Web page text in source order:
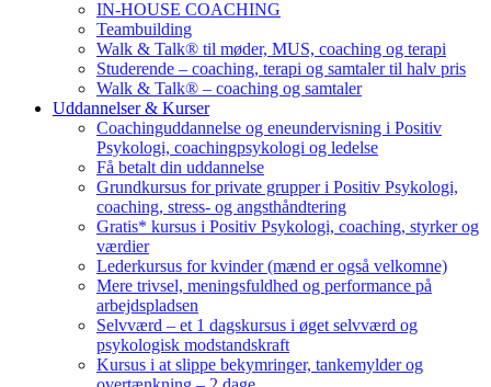
IN-HOUSE COACHING
Teambuilding
Walk & Talk® til møder, MUS, coaching og terapi
Studerende – coaching, terapi og samtaler til halv pris
Walk & Talk® – coaching og samtaler
Uddannelser & Kurser
Coachinguddannelse og eneundervisning i Positiv
Psykologi, coachingpsykologi og ledelse
Få betalt din uddannelse
Grundkursus for private grupper i Positiv Psykologi,
coaching, stress- og angsthåndtering
Gratis* kursus i Positiv Psykologi, coaching, styrker og
værdier
Lederkursus for kvinder (mænd er også velkomne)
Mere trivsel, meningsfuldhed og performance på
arbejdspladsen
Selvværd – et 1 dagskursus i øget selvværd og
psykologisk modstandskraft
Kursus i at slippe bekymringer, tankemylder og